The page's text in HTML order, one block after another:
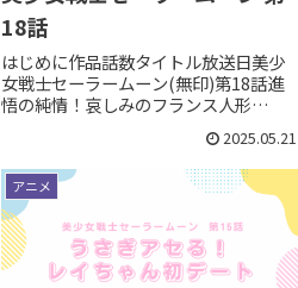
18話
はじめに作品話数タイトル放送日美少
女戦士セーラームーン(無印)第18話進
悟の純情！哀しみのフランス人形
1992/07/11うさぎの弟・進悟の回。変
身ポイント その1：香山ミカちゃん進悟
の同級生の香山ミカちゃん。ミカちゃ
んはお母さんが有名なド...
2025.05.21
アニメ